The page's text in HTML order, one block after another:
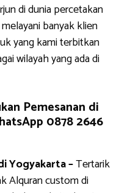
di dunia percetakan
banyak klien
yang kami terbitkan
wilayah yang ada di
Pemesanan di
0878 2646
Yogyakarta –Tertarik
Alquran custom di